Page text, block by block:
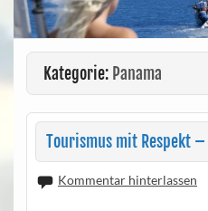
Kategorie: Panama
Tourismus mit Respekt
Kommentar hinterlassen